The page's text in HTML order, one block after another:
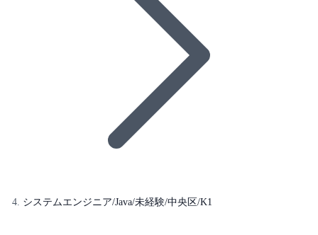
システムエンジニア/Java/未経験/中央区/K1